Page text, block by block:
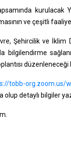
kurulacak
ve çeşitli
Şehircilik ve İklim
bilgilendirme
tobb-org.zoom.us/
olup detaylı bilgiler